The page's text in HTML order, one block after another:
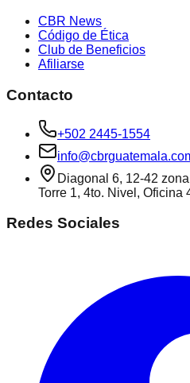
CBR News
Código de Ética
Club de Beneficios
Afiliarse
Contacto
+502 2445-1554
Diagonal 6, 12-42
Torre 1, 4to. Nivel, Oficina
Redes Sociales